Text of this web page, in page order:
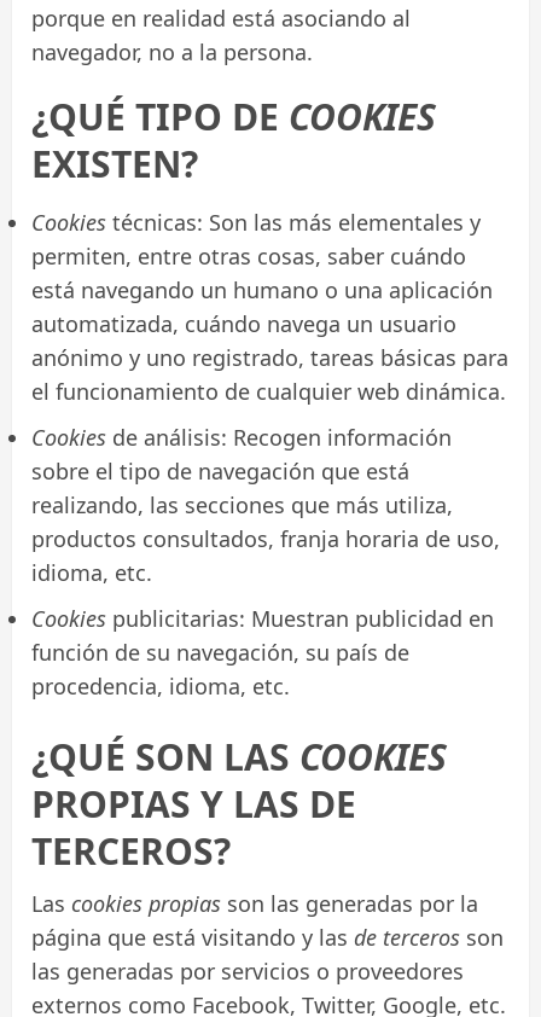
porque en realidad está asociando al
navegador, no a la persona.
¿QUÉ TIPO DE COOKIES
EXISTEN?
Cookies técnicas: Son las más elementales y
permiten, entre otras cosas, saber cuándo
está navegando un humano o una aplicación
automatizada, cuándo navega un usuario
anónimo y uno registrado, tareas básicas para
el funcionamiento de cualquier web dinámica.
Cookies de análisis: Recogen información
sobre el tipo de navegación que está
realizando, las secciones que más utiliza,
productos consultados, franja horaria de uso,
idioma, etc.
Cookies publicitarias: Muestran publicidad en
función de su navegación, su país de
procedencia, idioma, etc.
¿QUÉ SON LAS COOKIES
PROPIAS Y LAS DE
TERCEROS?
Las cookies propias son las generadas por la
página que está visitando y las de terceros son
las generadas por servicios o proveedores
externos como Facebook, Twitter, Google, etc.